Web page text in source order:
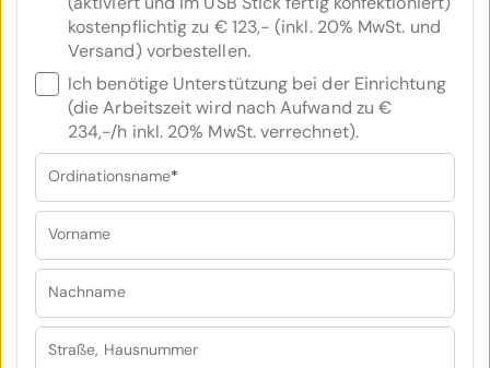
kostenpflichtig zu € 123,- (inkl. 20% MwSt. und
Versand) vorbestellen.
Ich benötige Unterstützung bei der Einrichtung
(die Arbeitszeit wird nach Aufwand zu €
234,-/h inkl. 20% MwSt. verrechnet).
Ordinationsname*
Vorname
Nachname
Straße, Hausnummer